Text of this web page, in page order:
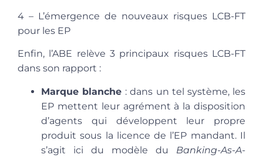
4 – L’émergence de nouveaux risques LCB-FT
pour les EP
Enfin, l’ABE relève 3 principaux risques LCB-FT
dans son rapport :
Marque blanche : dans un tel système, les
EP mettent leur agrément à la disposition
d’agents qui développent leur propre
produit sous la licence de l’EP mandant. Il
s’agit ici du modèle du Banking-As-A-